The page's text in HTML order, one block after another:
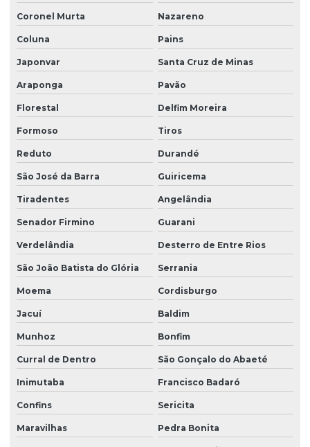
Coronel Murta Nazareno
Coluna Pains
Japonvar Santa Cruz de Minas
Araponga Pavão
Florestal Delfim Moreira
Formoso Tiros
Reduto Durandé
São José da Barra Guiricema
Tiradentes Angelândia
Senador Firmino Guarani
Verdelândia Desterro de Entre Rios
São João Batista do Glória Serrania
Moema Cordisburgo
Jacuí Baldim
Munhoz Bonfim
Curral de Dentro São Gonçalo do Abaeté
Inimutaba Francisco Badaró
Confins Sericita
Maravilhas Pedra Bonita